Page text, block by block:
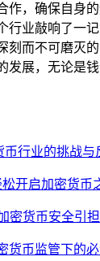
作，确保自身
行业敲响了一
刻而不可磨灭
发展，无论是
行业的挑战与
开启加密货币
密货币安全引
货币监管下的